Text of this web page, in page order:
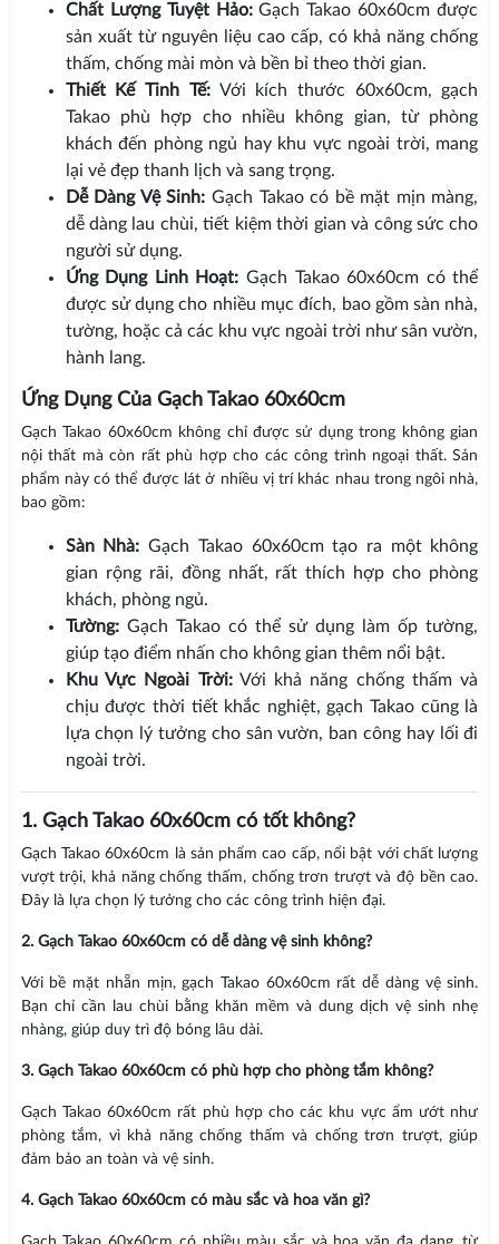
Chất Lượng Tuyệt Hảo:Gạch Takao 60x60cm được
sản xuất từ nguyên liệu cao cấp, có khả năng chống
thấm, chống mài mòn và bền bỉ theo thời gian.
Thiết Kế Tinh Tế:Với kích thước 60x60cm, gạch
Takao phù hợp cho nhiều không gian, từ phòng
khách đến phòng ngủ hay khu vực ngoài trời, mang
lại vẻ đẹp thanh lịch và sang trọng.
Dễ Dàng Vệ Sinh: Gạch Takao có bề mặt mịn màng,
dễ dàng lau chùi, tiết kiệm thời gian và công sức cho
người sử dụng.
Ứng Dụng Linh Hoạt: Gạch Takao 60x60cm có thể
được sử dụng cho nhiều mục đích, bao gồm sàn nhà,
tường, hoặc cả các khu vực ngoài trời như sân vườn,
hành lang.
Ứng Dụng Của Gạch Takao 60x60cm
Gạch Takao 60x60cm không chỉ được sử dụng trong không gian
nội thất mà còn rất phù hợp cho các công trình ngoại thất. Sản
phẩm này có thể được lát ở nhiều vị trí khác nhau trong ngôi nhà,
bao gồm:
Sàn Nhà: Gạch Takao 60x60cm tạo ra một không
gian rộng rãi, đồng nhất, rất thích hợp cho phòng
khách, phòng ngủ.
Tường:Gạch Takao có thể sử dụng làm ốp tường,
giúp tạo điểm nhấn cho không gian thêm nổi bật.
Khu Vực Ngoài Trời:Với khả năng chống thấm và
chịu được thời tiết khắc nghiệt, gạch Takao cũng là
lựa chọn lý tưởng cho sân vườn, ban công hay lối đi
ngoài trời.
1. Gạch Takao 60x60cm có tốt không?
Gạch Takao 60x60cm là sản phẩm cao cấp, nổi bật với chất lượng
vượt trội, khả năng chống thấm, chống trơn trượt và độ bền cao.
Đây là lựa chọn lý tưởng cho các công trình hiện đại.
2. Gạch Takao 60x60cm có dễ dàng vệ sinh không?
Với bề mặt nhẵn mịn, gạch Takao 60x60cm rất dễ dàng vệ sinh.
Bạn chỉ cần lau chùi bằng khăn mềm và dung dịch vệ sinh nhẹ
nhàng, giúp duy trì độ bóng lâu dài.
3. Gạch Takao 60x60cm có phù hợp cho phòng tắm không?
Gạch Takao 60x60cm rất phù hợp cho các khu vực ẩm ướt như
phòng tắm, vì khả năng chống thấm và chống trơn trượt, giúp
đảm bảo an toàn và vệ sinh.
4. Gạch Takao 60x60cm có màu sắc và hoa văn gì?